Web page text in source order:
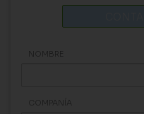
NOMBRE
COMPANÍA